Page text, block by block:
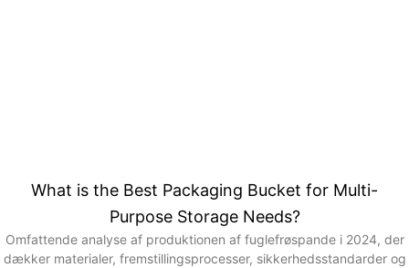
What is the Best Packaging Bucket for Multi-
Purpose Storage Needs?
Omfattende analyse af produktionen af fuglefrøspande i 2024, der
dækker materialer, fremstillingsprocesser, sikkerhedsstandarder og